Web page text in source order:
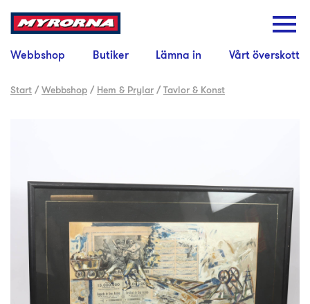
Webbshop Butiker Lämna in Vårt överskott
Start /Webbshop / Hem & Prylar /Tavlor & Konst